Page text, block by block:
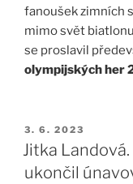
fanoušek zimních
mimo svět
se proslavil
olympijských her
PUBLIKOVÁNO
3. 6. 2023
Jitka
ukončil